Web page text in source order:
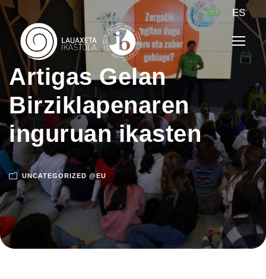
EU ES
Artigas Gelan
Birziklapenaren
inguruan ikasten
UNCATEGORIZED @EU